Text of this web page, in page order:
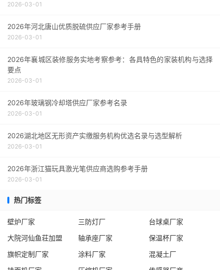
2026-03-01
2026年河北唐山优质脱硫供应厂家参考手册
2026-03-01
2026年襄城区装修服务实地考察参考：各具特色的家装机构与选择
要点
2026-03-01
2026年玻璃钢冷却塔供应厂家参考名录
2026-03-01
2026湖北地区无形资产实缴服务机构优选名录与选型解析
2026-03-01
2026年浙江猫玩具激光笔供应商选购参考手册
2026-03-01
热门标签
壁炉厂家 三防灯厂
台球桌厂家
大院河仙鱼荘加盟
轴承座厂家
保温杯厂家
旗帜定制厂家
涂料厂家
混凝土厂